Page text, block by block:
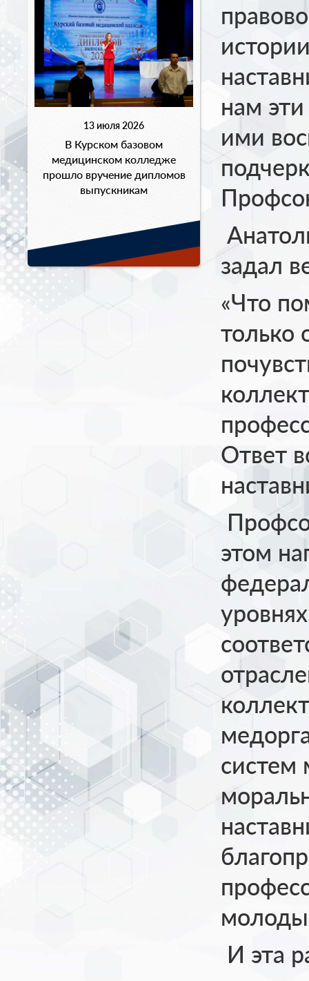
13 июля 2026
В Курском базовом
медицинском колледже
прошло вручение дипломов
выпускникам
нам
ими
задал
«Что
только
Ответ
этом
систем
И эта